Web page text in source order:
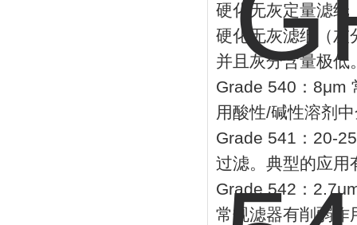
硬化无灰定量滤纸
硬化无灰滤纸（灰
并且灰分含量极低
Grade 540：8μm
用酸性/碱性溶剂
Grade 541：20-
过滤。典型的应用
Grade 542：
常规滤器有削弱作